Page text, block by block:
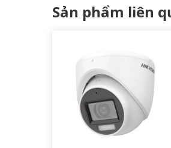
Sản phẩm liên